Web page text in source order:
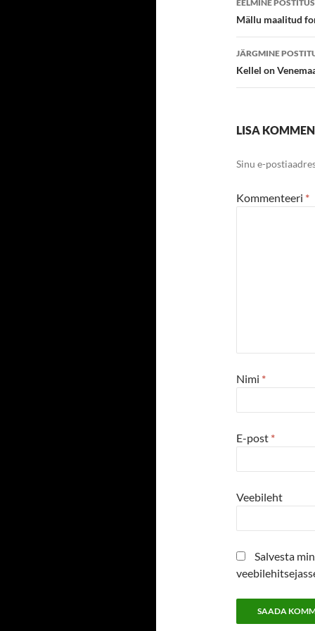
töölaud
EELMINE POSTITUS
Mällu maalitud
JÄRGMINE
Kellel on
LISA
Sinu e-
Kommenteeri *
Nimi *
E-post *
Veebileht
Salvesta